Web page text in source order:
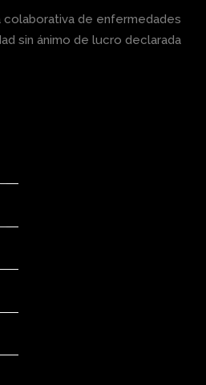
colaborativa de enfermedades
sin ánimo de lucro declarada